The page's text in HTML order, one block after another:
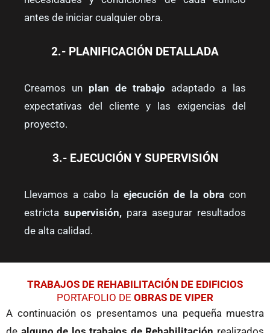
antes de iniciar cualquier obra.
2.- PLANIFICACIÓN DETALLADA
Creamos un plan de trabajo adaptado a las
expectativas del cliente y las exigencias del
proyecto.
3.- EJECUCIÓN Y SUPERVISIÓN
Llevamos a cabo la ejecución de la obra con
estricta supervisión, para asegurar resultados
de alta calidad.
TRABAJOS DE REHABILITACIÓN DE EDIFICIOS
PORTAFOLIO DE OBRAS DE VIPER
A continuación os presentamos una pequeña muestra